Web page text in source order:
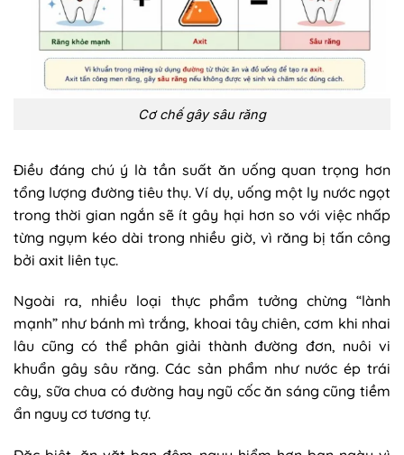
Cơ chế gây sâu răng
Điều đáng chú ý là tần suất ăn uống quan trọng hơn
tổng lượng đường tiêu thụ. Ví dụ, uống một ly nước ngọt
trong thời gian ngắn sẽ ít gây hại hơn so với việc nhấp
từng ngụm kéo dài trong nhiều giờ, vì răng bị tấn công
bởi axit liên tục.
Ngoài ra, nhiều loại thực phẩm tưởng chừng “lành
mạnh” như bánh mì trắng, khoai tây chiên, cơm khi nhai
lâu cũng có thể phân giải thành đường đơn, nuôi vi
khuẩn gây sâu răng. Các sản phẩm như nước ép trái
cây, sữa chua có đường hay ngũ cốc ăn sáng cũng tiềm
ẩn nguy cơ tương tự.